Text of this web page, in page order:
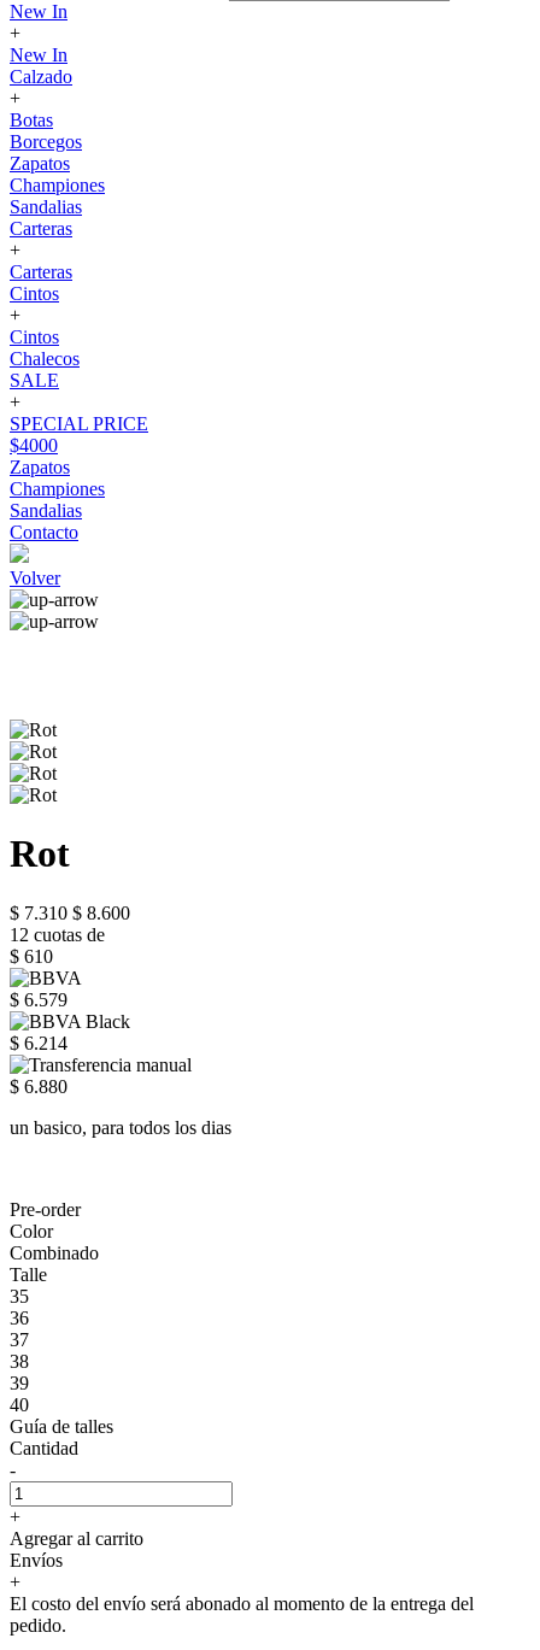
New In
+
New In
Calzado
+
Botas
Borcegos
Zapatos
Championes
Sandalias
Carteras
+
Carteras
Cintos
+
Cintos
Chalecos
SALE
+
SPECIAL PRICE
$4000
Zapatos
Championes
Sandalias
Contacto
Volver
Rot
$ 7.310 $ 8.600
12 cuotas de
$ 610
$ 6.579
$ 6.214
$ 6.880
un basico, para todos los dias
Pre-order
Color
Combinado
Talle
35
36
37
38
39
40
Guía de talles
Cantidad
-
+
Agregar al carrito
Envíos
+
El costo del envío será abonado al momento de la entrega del
pedido.